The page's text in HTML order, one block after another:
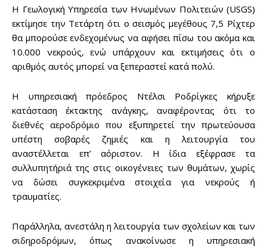
Η Γεωλογική Υπηρεσία των Ηνωμένων Πολιτειών (USGS)
εκτίμησε την Τετάρτη ότι ο σεισμός μεγέθους 7,5 Ρίχτερ
θα μπορούσε ενδεχομένως να αφήσει πίσω του ακόμα και
10.000 νεκρούς, ενώ υπάρχουν και εκτιμήσεις ότι ο
αριθμός αυτός μπορεί να ξεπεραστεί κατά πολύ.
Η υπηρεσιακή πρόεδρος Ντέλσι Ροδρίγκες κήρυξε
κατάσταση έκτακτης ανάγκης, αναφέροντας ότι το
διεθνές αεροδρόμιο που εξυπηρετεί την πρωτεύουσα
υπέστη σοβαρές ζημιές και η λειτουργία του
αναστέλλεται επ’ αόριστον. Η ίδια εξέφρασε τα
συλλυπητήριά της στις οικογένειες των θυμάτων, χωρίς
να δώσει συγκεκριμένα στοιχεία για νεκρούς ή
τραυματίες.
Παράλληλα, ανεστάλη η λειτουργία των σχολείων και των
σιδηροδρόμων, όπως ανακοίνωσε η υπηρεσιακή